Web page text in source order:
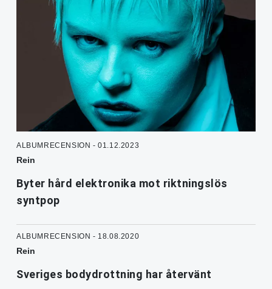
ALBUMRECENSION - 01.12.2023
Rein
Byter hård elektronika mot riktningslös
syntpop
ALBUMRECENSION - 18.08.2020
Rein
Sveriges bodydrottning har återvänt